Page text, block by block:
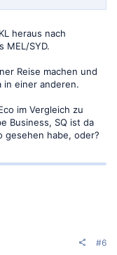
MAX 8 (Stichprobe
nicht ersichtlich ist, ob
nicht bei deinen
HAN und BKK reist,
oder es bei den
heraus nach
MEL/SYD.
Reise machen und
in einer anderen.
im Vergleich zu
Business, SQ ist da
gesehen habe, oder?
#6